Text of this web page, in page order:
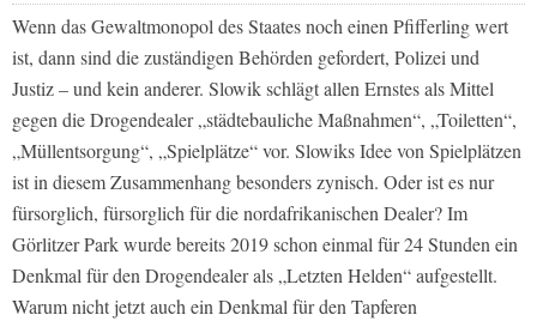
Wenn das Gewaltmonopol des Staates noch einen Pfifferling wert
ist, dann sind die zuständigen Behörden gefordert, Polizei und
Justiz – und kein anderer. Slowik schlägt allen Ernstes als Mittel
gegen die Drogendealer „städtebauliche Maßnahmen“, „Toiletten“,
„Müllentsorgung“, „Spielplätze“ vor. Slowiks Idee von Spielplätzen
ist in diesem Zusammenhang besonders zynisch. Oder ist es nur
fürsorglich, fürsorglich für die nordafrikanischen Dealer? Im
Görlitzer Park wurde bereits 2019 schon einmal für 24 Stunden ein
Denkmal für den Drogendealer als „Letzten Helden“ aufgestellt.
Warum nicht jetzt auch ein Denkmal für den Tapferen